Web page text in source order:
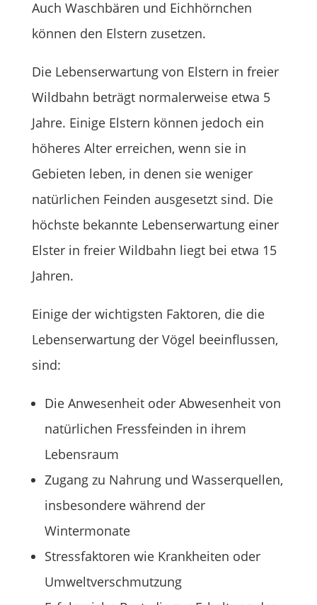
Auch Waschbären und Eichhörnchen
können den Elstern zusetzen.
Die Lebenserwartung von Elstern in freier
Wildbahn beträgt normalerweise etwa 5
Jahre. Einige Elstern können jedoch ein
höheres Alter erreichen, wenn sie in
Gebieten leben, in denen sie weniger
natürlichen Feinden ausgesetzt sind. Die
höchste bekannte Lebenserwartung einer
Elster in freier Wildbahn liegt bei etwa 15
Jahren.
Einige der wichtigsten Faktoren, die die
Lebenserwartung der Vögel beeinflussen,
sind:
Die Anwesenheit oder Abwesenheit von
natürlichen Fressfeinden in ihrem
Lebensraum
Zugang zu Nahrung und Wasserquellen,
insbesondere während der
Wintermonate
Stressfaktoren wie Krankheiten oder
Umweltverschmutzung